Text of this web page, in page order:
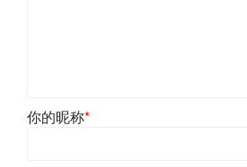
你的昵称*